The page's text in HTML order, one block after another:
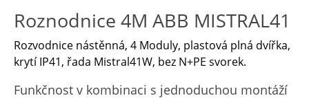
Roznodnice 4M ABB MISTRAL41
Rozvodnice nástěnná, 4 Moduly, plastová plná dvířka,
krytí IP41, řada Mistral41W, bez N+PE svorek.
Funkčnost v kombinaci s jednoduchou montáží